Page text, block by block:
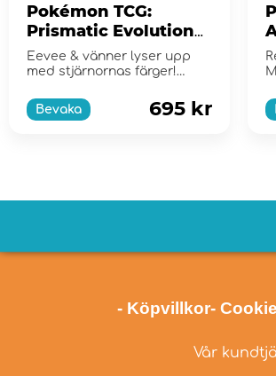
Pokémon TCG:
Prismatic Evolutions
Elite Trainer Box
Eevee & vänner lyser upp
med stjärnornas färger!
Bevaka
695 kr
- Köpvillkor-
Vår